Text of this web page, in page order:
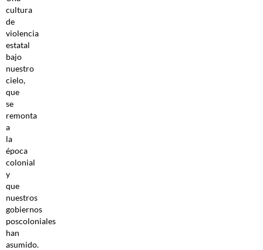
cultura
de
violencia
estatal
bajo
nuestro
cielo,
que
se
remonta
a
la
época
colonial
y
que
nuestros
gobiernos
poscoloniales
han
asumido.